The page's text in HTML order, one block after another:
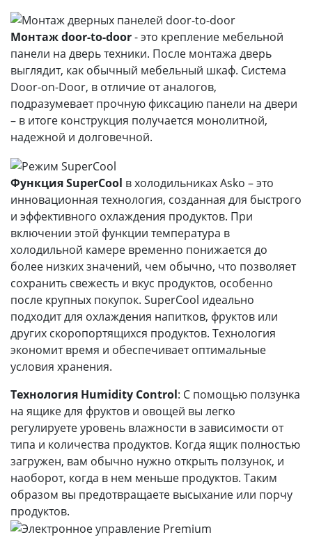
Монтаж door-to-door- это крепление мебельной
панели на дверь техники. После монтажа дверь
выглядит, как обычный мебельный шкаф. Система
Door-on-Door, в отличие от аналогов,
подразумевает прочную фиксацию панели на двери
– в итоге конструкция получается монолитной,
надежной и долговечной.
Функция SuperCool в холодильниках Asko – это
инновационная технология, созданная для быстрого
и эффективного охлаждения продуктов. При
включении этой функции температура в
холодильной камере временно понижается до
более низких значений, чем обычно, что позволяет
сохранить свежесть и вкус продуктов, особенно
после крупных покупок. SuperCool идеально
подходит для охлаждения напитков, фруктов или
других скоропортящихся продуктов. Технология
экономит время и обеспечивает оптимальные
условия хранения.
Технология Humidity Control: С помощью ползунка
на ящике для фруктов и овощей вы легко
регулируете уровень влажности в зависимости от
типа и количества продуктов. Когда ящик полностью
загружен, вам обычно нужно открыть ползунок, и
наоборот, когда в нем меньше продуктов. Таким
образом вы предотвращаете высыхание или порчу
продуктов.